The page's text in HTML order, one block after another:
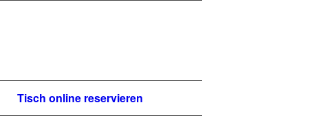
Tisch online reservieren